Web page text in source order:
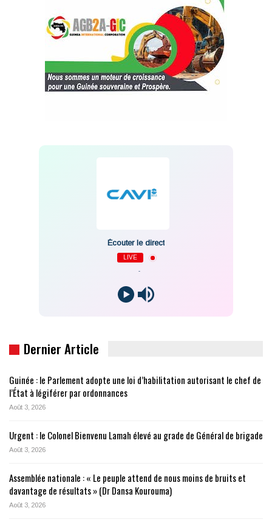
Écouter le direct
LIVE
Dernier Article
Guinée : le Parlement adopte une loi d’habilitation autorisant le chef de
l’État à légiférer par ordonnances
Août 3, 2026
Urgent : le Colonel Bienvenu Lamah élevé au grade de Général de brigade
Août 3, 2026
Assemblée nationale : « Le peuple attend de nous moins de bruits et
davantage de résultats » (Dr Dansa Kourouma)
Août 3, 2026